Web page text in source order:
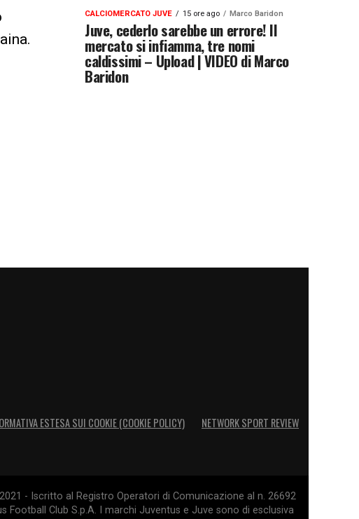
CALCIOMERCATO JUVE 15 ore ago Marco Baridon
Juve, cederlo sarebbe un errore! Il
mercato si infiamma, tre nomi
caldissimi – Upload | VIDEO di Marco
Baridon
ESTESA SUI COOKIE (COOKIE POLICY) NETWORK SPORT REVIEW
- Iscritto al Registro Operatori di Comunicazione al n. 26692
Club S.p.A. I marchi Juventus e Juve sono di esclusiva